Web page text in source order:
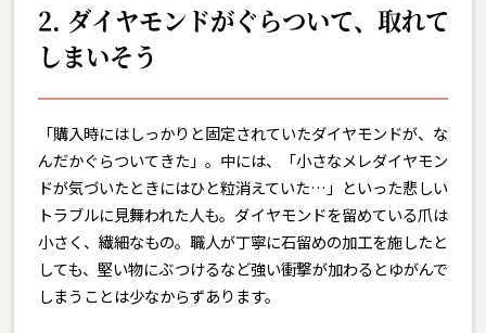
2. ダイヤモンドがぐらついて、取れて
しまいそう
「購入時にはしっかりと固定されていたダイヤモンドが、な
んだかぐらついてきた」。中には、「小さなメレダイヤモン
ドが気づいたときにはひと粒消えていた…」といった悲しい
トラブルに見舞われた人も。ダイヤモンドを留めている爪は
小さく、繊細なもの。職人が丁寧に石留めの加工を施したと
しても、堅い物にぶつけるなど強い衝撃が加わるとゆがんで
しまうことは少なからずあります。